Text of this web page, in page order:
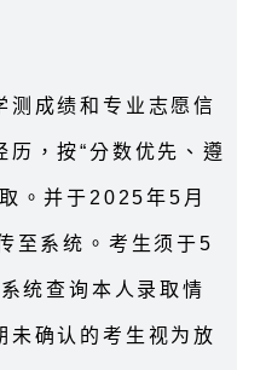
测成绩和专业志愿信
历，按“分数优先、遵
。并于2025年5月
至系统。考生须于5
统查询本人录取情
未确认的考生视为放